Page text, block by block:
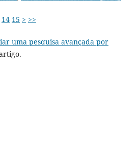
14 15 > >>
uma pesquisa avançada por